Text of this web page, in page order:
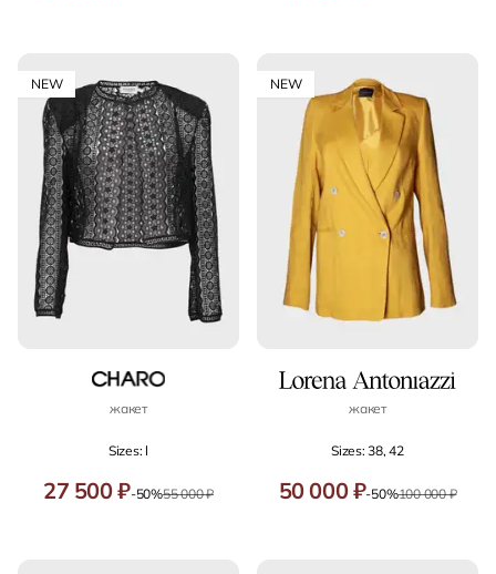
NEW
жакет
Sizes: l
27 500 ₽-50%55 000 ₽
NEW
жакет
Sizes: 38, 42
50 000 ₽-50%100 000 ₽